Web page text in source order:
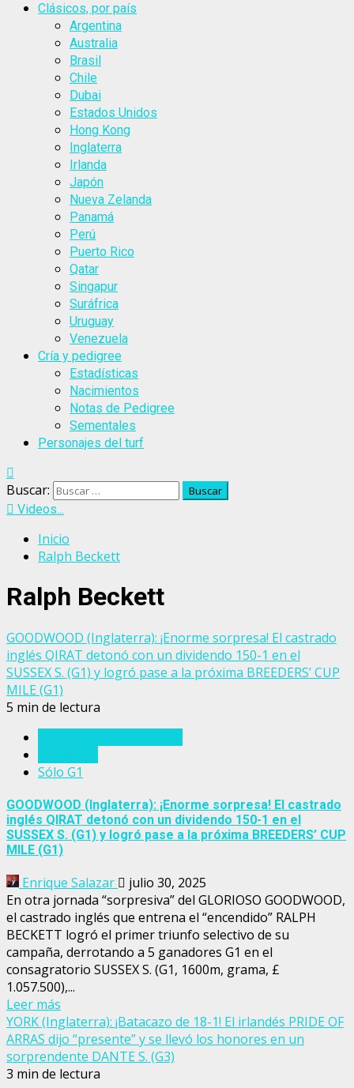
Clásicos, por país
Argentina
Australia
Brasil
Chile
Dubai
Estados Unidos
Hong Kong
Inglaterra
Irlanda
Japón
Nueva Zelanda
Panamá
Perú
Puerto Rico
Qatar
Singapur
Suráfrica
Uruguay
Venezuela
Cría y pedigree
Estadísticas
Nacimientos
Notas de Pedigree
Sementales
Personajes del turf
Buscar:
Videos...
Inicio
Ralph Beckett
Ralph Beckett
GOODWOOD (Inglaterra): ¡Enorme sorpresa! El castrado
inglés QIRAT detonó con un dividendo 150-1 en el
SUSSEX S. (G1) y logró pase a la próxima BREEDERS’ CUP
MILE (G1)
5 min de lectura
Sólo G1
GOODWOOD (Inglaterra): ¡Enorme sorpresa! El castrado
inglés QIRAT detonó con un dividendo 150-1 en el
SUSSEX S. (G1) y logró pase a la próxima BREEDERS’ CUP
MILE (G1)
Enrique Salazar
julio 30, 2025
En otra jornada “sorpresiva” del GLORIOSO GOODWOOD,
el castrado inglés que entrena el “encendido” RALPH
BECKETT logró el primer triunfo selectivo de su
campaña, derrotando a 5 ganadores G1 en el
consagratorio SUSSEX S. (G1, 1600m, grama, £
1.057.500),...
Leer más
YORK (Inglaterra): ¡Batacazo de 18-1! El irlandés PRIDE OF
ARRAS dijo “presente” y se llevó los honores en un
sorprendente DANTE S. (G3)
3 min de lectura